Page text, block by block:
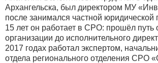
Архангельска, был директором МУ
после занимался частной юридической
15 лет он работает в СРО: прошёл путь
организации до исполнительного
2017 годах работал экспертом,
отдела регионального отделения СРО